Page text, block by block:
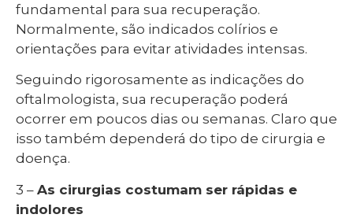
fundamental para sua recuperação.
Normalmente, são indicados colírios e
orientações para evitar atividades intensas.
Seguindo rigorosamente as indicações do
oftalmologista, sua recuperação poderá
ocorrer em poucos dias ou semanas. Claro que
isso também dependerá do tipo de cirurgia e
doença.
3 – As cirurgias costumam ser rápidas e
indolores